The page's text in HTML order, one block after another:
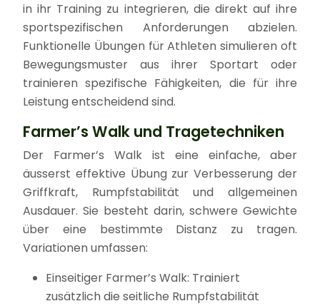
in ihr Training zu integrieren, die direkt auf ihre
sportspezifischen Anforderungen abzielen.
Funktionelle Übungen für Athleten simulieren oft
Bewegungsmuster aus ihrer Sportart oder
trainieren spezifische Fähigkeiten, die für ihre
Leistung entscheidend sind.
Farmer’s Walk und Tragetechniken
Der Farmer’s Walk ist eine einfache, aber
äusserst effektive Übung zur Verbesserung der
Griffkraft, Rumpfstabilität und allgemeinen
Ausdauer. Sie besteht darin, schwere Gewichte
über eine bestimmte Distanz zu tragen.
Variationen umfassen:
Einseitiger Farmer’s Walk: Trainiert
zusätzlich die seitliche Rumpfstabilität